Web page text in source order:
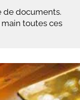
focus métiers
de documents.
toutes ces